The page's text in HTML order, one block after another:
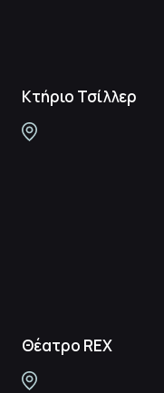
Κτήριο Τσίλλερ
Θέατρο REX